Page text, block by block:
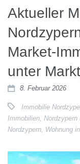
Aktueller
Market-
unter
8. Februar 2026
Immobilie
Immobilien,
Nordzypern, Wohnung